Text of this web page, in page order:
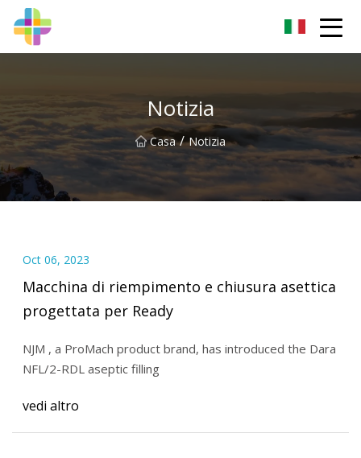
Notizia
Casa / Notizia
Oct 06, 2023
Macchina di riempimento e chiusura asettica
progettata per Ready
NJM , a ProMach product brand, has introduced the Dara
NFL/2-RDL aseptic filling
vedi altro